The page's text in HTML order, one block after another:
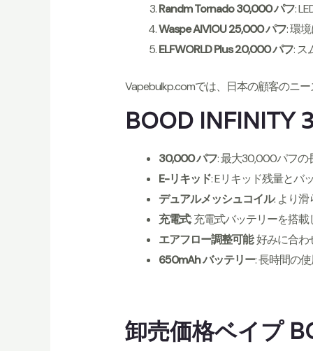
Randm Tornado 30,000 パフ:
Waspe AIVIOU 25,000 パフ: 環
ELFWORLD Plus 20,000 パフ: ス
Vapebulkp.comでは、日本の顧客のニ
BOOD INFINITY
30,000 パフ: 最大30,000パフの
E-リキッド: Eリキッド残量とバ
デュアルメッシュコイル: より滑
充電式: 充電式バッテリーを搭載
エアフロー調整可能: 好みに合わ
650mAh バッテリー: 長時間の
卸売価格ベイプ